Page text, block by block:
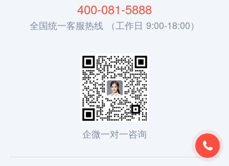

400-081-5888
全国统一客服热线 （工作日 9:00-18:00）
企微一对一咨询